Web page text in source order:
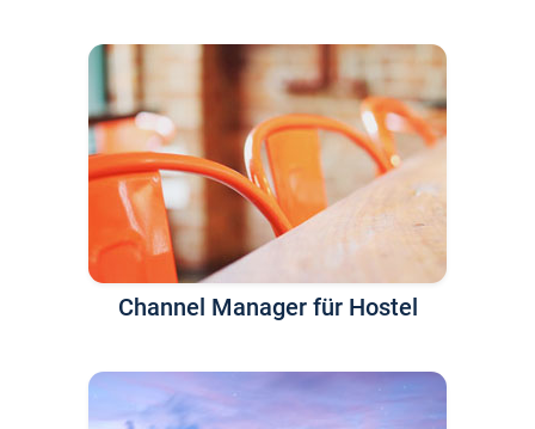
Channel Manager für Hostel